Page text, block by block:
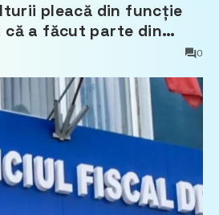
pleacă din funcție
că a făcut parte din
0